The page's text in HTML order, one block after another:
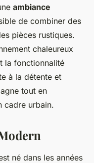
ambiance
de combiner des
pièces rustiques.
chaleureux
la fonctionnalité
à la détente et
tout en
cadre urbain.
né dans les années